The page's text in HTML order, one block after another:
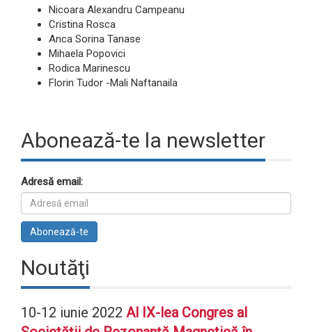
Nicoara Alexandru Campeanu
Cristina Rosca
Anca Sorina Tanase
Mihaela Popovici
Rodica Marinescu
Florin Tudor -Mali Naftanaila
Abonează-te la newsletter
Adresă email:
Noutăţi
10-12 iunie 2022 Al IX-lea Congres al